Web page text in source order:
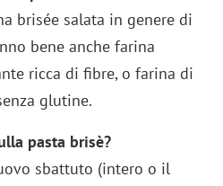
brisée salata in genere di
bene anche farina
ricca di fibre, o farina di
glutine.
pasta brisè?
sbattuto (intero o il